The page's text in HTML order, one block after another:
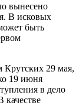
вынесено
В исковых
быть
29 мая,
19 июня
в дело
качестве